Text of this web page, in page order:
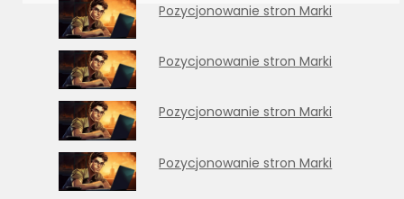
Pozycjonowanie stron Marki
Pozycjonowanie stron Marki
Pozycjonowanie stron Marki
Pozycjonowanie stron Marki